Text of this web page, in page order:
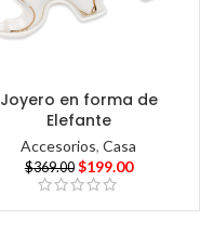
Joyero en forma de
Elefante
Accesorios,Casa
$369.00 $199.00